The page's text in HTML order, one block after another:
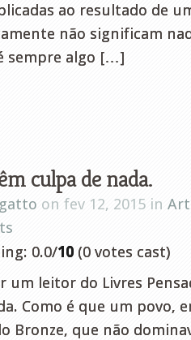
ao resultado de
não significam
sempre algo […]
culpa de nada.
on fev 12, 2015 in
0.0/10 (0 votes cast)
leitor do Livres
Como é que um povo,
Bronze, que não